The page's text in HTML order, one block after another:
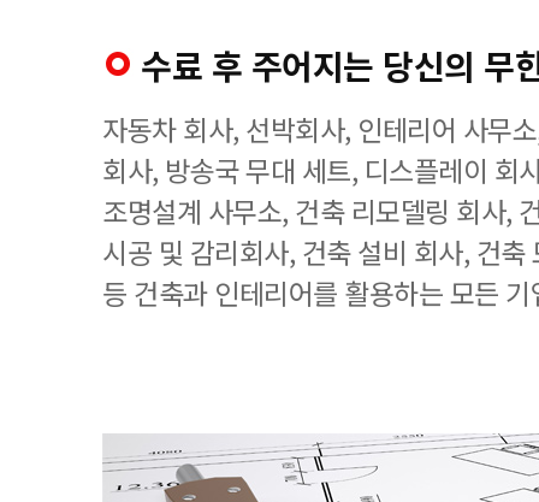
수료 후 주어지는 당신의 무
자동차 회사, 선박회사, 인테리어 사무
회사, 방송국 무대 세트, 디스플레이 회
조명설계 사무소, 건축 리모델링 회사,
시공 및 감리회사, 건축 설비 회사, 건축
등 건축과 인테리어를 활용하는 모든